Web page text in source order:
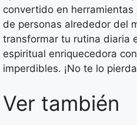
convertido en
de personas alrededor del
transformar tu rutina diaria
espiritual enriquecedora
imperdibles. ¡No te lo
Ver también